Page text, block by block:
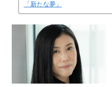
「新たな夢」